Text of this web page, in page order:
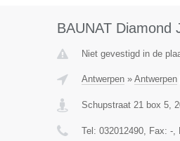
BAUNAT Diamond
Niet gevestigd in de
Antwerpen» Antwerpen|
Schupstraat 21 box 5,
Tel: 032012490, Fax: -,